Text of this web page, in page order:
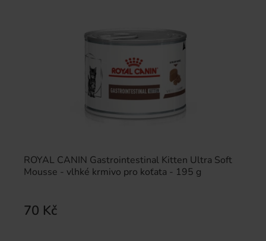
ROYAL CANIN Gastrointestinal Kitten Ultra Soft
Mousse - vlhké krmivo pro koťata - 195 g
70 Kč